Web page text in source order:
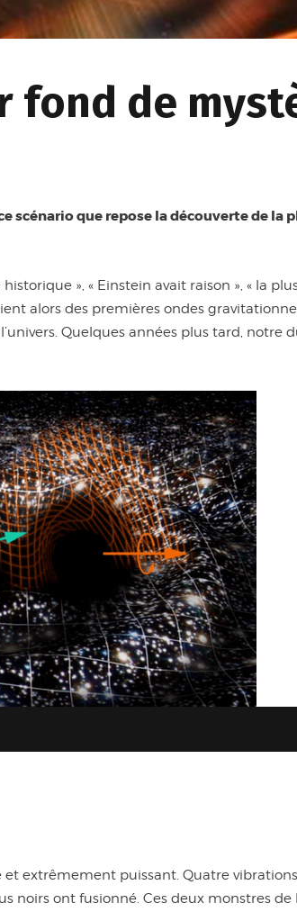
fond de
scénario que repose la découverte de la
», « Einstein avait raison », « la
alors des premières ondes
Quelques années plus tard, notre
extrêmement puissant. Quatre
noirs ont fusionné. Ces deux monstres de